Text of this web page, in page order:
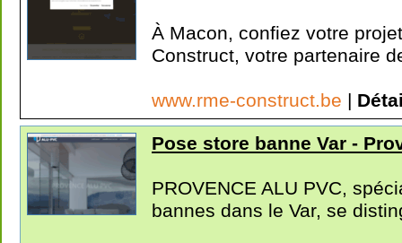
À Macon, confiez votre
Construct, votre partenaire
www.rme-construct.be |
Pose store banne Var -
PROVENCE ALU PVC,
bannes dans le Var, se